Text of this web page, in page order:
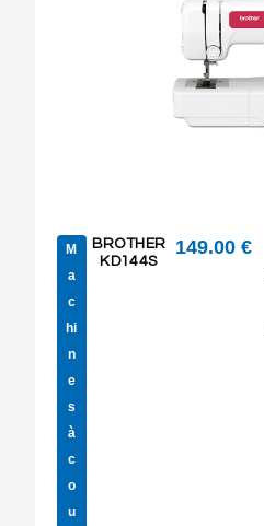
M
a
c
hi
n
e
s
à
c
o
u
BROTHER
KD144S
149.00 €